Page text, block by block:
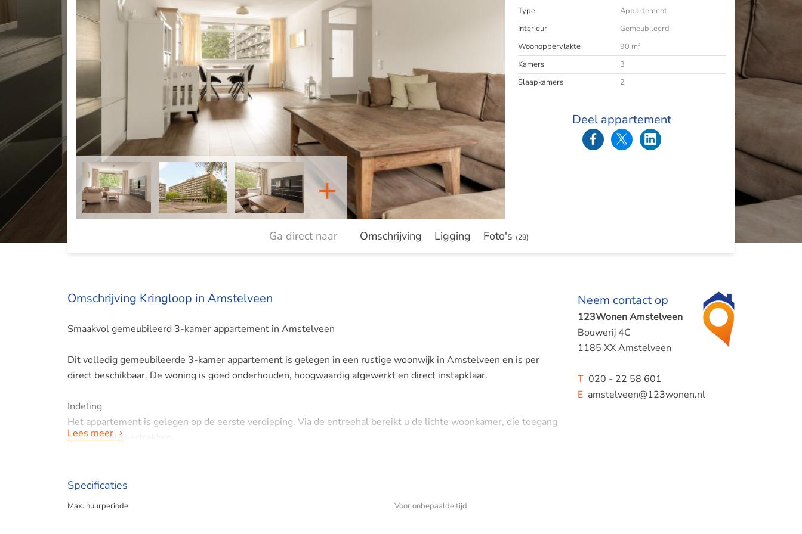
+
Type
Appartement
Interieur
Gemeubileerd
Woonoppervlakte
90 m²
Kamers
3
Slaapkamers
2
Deel appartement
Ga direct naar Omschrijving Ligging Foto's (28)
Omschrijving Kringloop in Amstelveen
Smaakvol gemeubileerd 3-kamer appartement in Amstelveen
Dit volledig gemeubileerde 3-kamer appartement is gelegen in een rustige woonwijk in Amstelveen en is per
direct beschikbaar. De woning is goed onderhouden, hoogwaardig afgewerkt en direct instapklaar.
Indeling
Het appartement is gelegen op de eerste verdieping. Via de entreehal bereikt u de lichte woonkamer, die toegang
biedt tot alle vertrekken.
voorzieningen.
Lees meer
Neem contact op
123Wonen Amstelveen
Bouwerij 4C
1185 XX Amstelveen
T020 - 22 58 601
Eamstelveen@123wonen.nl
Specificaties
Max. huurperiode Voor onbepaalde tijd